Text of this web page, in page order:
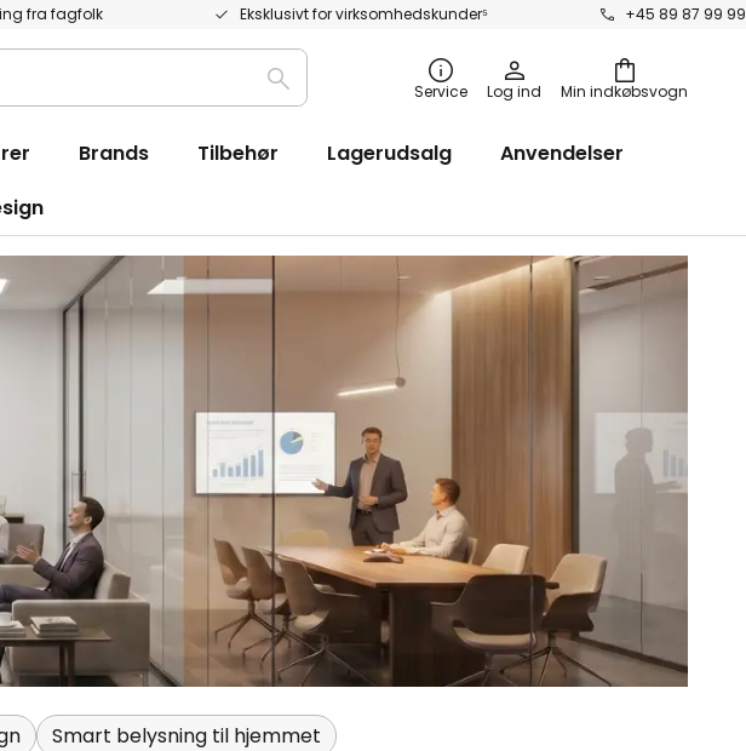
fra fagfolk Eksklusivt for virksomhedskunder⁵ +45 89 87 99 99
Min indkøbsvogn
Søg
Service Log ind
Brands Tilbehør Lagerudsalg
Anvendelser
Smart belysning til hjemmet